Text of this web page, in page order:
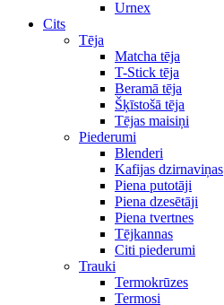
Urnex
Cits
Tēja
Matcha tēja
T-Stick tēja
Beramā tēja
Šķīstošā tēja
Tējas maisiņi
Piederumi
Blenderi
Kafijas dzirnaviņas
Piena putotāji
Piena dzesētāji
Piena tvertnes
Tējkannas
Citi piederumi
Trauki
Termokrūzes
Termosi